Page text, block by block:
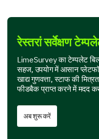
In this section, we are
on specific features of
Which features of
useful? (Select all
Feature A
Feature B
रेस्तरां सर्वेक्षण
LimeSurvey का टेम्पलेट
सहज, उपयोग में आसान
खाद्य गुणवत्ता, स्टाफ की
फीडबैक प्राप्त करने में मदद
अब शुरू करें